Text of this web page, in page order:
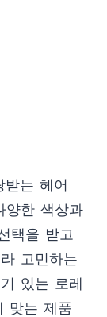
받는 헤어
양한 색상과
택을 받고
고민하는
있는 로레
맞는 제품